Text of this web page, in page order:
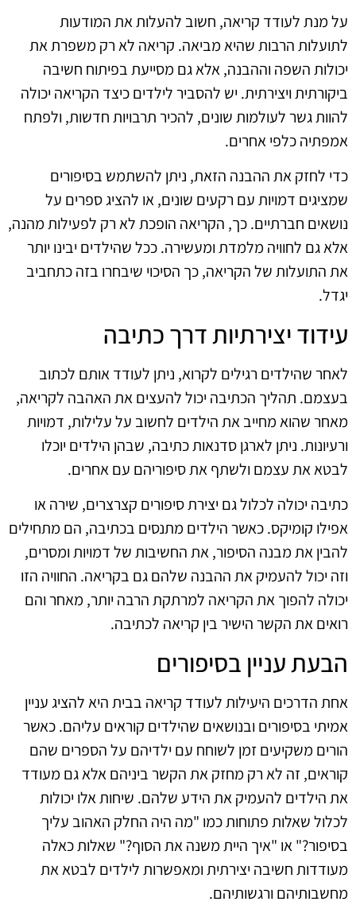
על מנת לעודד קריאה, חשוב להעלות את המודעות
לתועלות הרבות שהיא מביאה. קריאה לא רק משפרת את
יכולות השפה וההבנה, אלא גם מסייעת בפיתוח חשיבה
ביקורתית ויצירתית. יש להסביר לילדים כיצד הקריאה יכולה
להוות גשר לעולמות שונים, להכיר תרבויות חדשות, ולפתח
אמפתיה כלפי אחרים.
כדי לחזק את ההבנה הזאת, ניתן להשתמש בסיפורים
שמציגים דמויות עם רקעים שונים, או להציג ספרים על
נושאים חברתיים. כך, הקריאה הופכת לא רק לפעילות מהנה,
אלא גם לחוויה מלמדת ומעשירה. ככל שהילדים יבינו יותר
את התועלות של הקריאה, כך הסיכוי שיבחרו בזה כתחביב
יגדל.
עידוד יצירתיות דרך כתיבה
לאחר שהילדים רגילים לקרוא, ניתן לעודד אותם לכתוב
בעצמם. תהליך הכתיבה יכול להעצים את האהבה לקריאה,
מאחר שהוא מחייב את הילדים לחשוב על עלילות, דמויות
ורעיונות. ניתן לארגן סדנאות כתיבה, שבהן הילדים יוכלו
לבטא את עצמם ולשתף את סיפוריהם עם אחרים.
כתיבה יכולה לכלול גם יצירת סיפורים קצרצרים, שירה או
אפילו קומיקס. כאשר הילדים מתנסים בכתיבה, הם מתחילים
להבין את מבנה הסיפור, את החשיבות של דמויות ומסרים,
וזה יכול להעמיק את ההבנה שלהם גם בקריאה. החוויה הזו
יכולה להפוך את הקריאה למרתקת הרבה יותר, מאחר והם
רואים את הקשר הישיר בין קריאה לכתיבה.
הבעת עניין בסיפורים
אחת הדרכים היעילות לעודד קריאה בבית היא להציג עניין
אמיתי בסיפורים ובנושאים שהילדים קוראים עליהם. כאשר
הורים משקיעים זמן לשוחח עם ילדיהם על הספרים שהם
קוראים, זה לא רק מחזק את הקשר ביניהם אלא גם מעודד
את הילדים להעמיק את הידע שלהם. שיחות אלו יכולות
לכלול שאלות פתוחות כמו "מה היה החלק האהוב עליך
בסיפור?" או "איך היית משנה את הסוף?" שאלות כאלה
מעודדות חשיבה יצירתית ומאפשרות לילדים לבטא את
מחשבותיהם ורגשותיהם.